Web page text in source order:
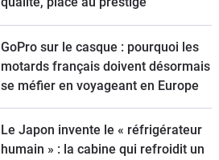
GoPro sur le casque : pourquoi les
motards français doivent désormais
se méfier en voyageant en Europe
Le Japon invente le « réfrigérateur
humain » : la cabine qui refroidit un